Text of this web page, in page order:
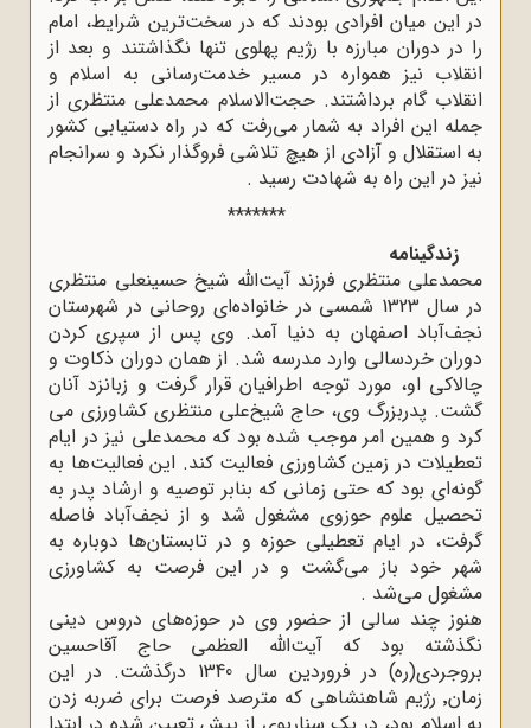
در این میان افرادی بودند که در سخت‌ترین شرایط، امام
را در دوران مبارزه با رژیم پهلوی تنها نگذاشتند و بعد از
انقلاب نیز همواره در مسیر خدمت‌رسانی به اسلام و
انقلاب گام برداشتند. حجت‌الاسلام محمدعلی منتظری از
جمله این افراد به شمار می‌رفت که در راه دستیابی کشور
به استقلال و آزادی از هیچ تلاشی فروگذار نکرد و سرانجام
نیز در این راه به شهادت رسید .
*******
زندگینامه
محمدعلی منتظری فرزند آیت‌الله شیخ حسینعلی منتظری
در سال 1323 شمسی در خانواده‌ای روحانی در شهرستان
نجف‌آباد اصفهان به دنیا آمد. وی پس از سپری کردن
دوران خردسالی وارد مدرسه شد. از همان دوران ذکاوت و
چالاکی او، مورد توجه اطرافیان قرار گرفت و زبانزد آنان
گشت. پدربزرگ وی، حاج شیخ‌علی منتظری کشاورزی می
کرد و همین امر موجب شده بود که محمدعلی نیز در ایام
تعطیلات در زمین کشاورزی فعالیت کند. این فعالیت‌ها به
گونه‌ای بود که حتی زمانی که بنابر توصیه و ارشاد پدر به
تحصیل علوم حوزوی مشغول شد و از نجف‌آباد فاصله
گرفت، در ایام تعطیلی حوزه و در تابستان‌ها دوباره به
شهر خود باز می‌گشت و در این فرصت به کشاورزی
مشغول می‌شد .
هنوز چند سالی از حضور وی در حوزه‌های دروس دینی
نگذشته بود که آیت‌الله‌ العظمی حاج آقاحسین
بروجردی)
ره) در فروردین سال 1340 درگذشت. در این
زمان٬ رژیم شاهنشاهی که مترصد فرصت برای ضربه زدن